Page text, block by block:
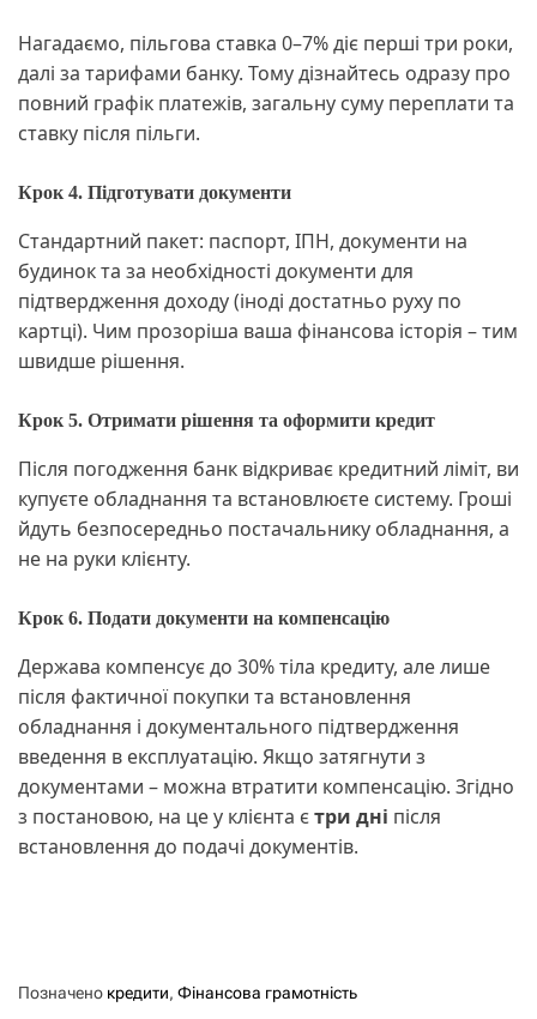
Нагадаємо, пільгова ставка 0–7% діє перші три роки,
далі за тарифами банку. Тому дізнайтесь одразу про
повний графік платежів, загальну суму переплати та
ставку після пільги.
Крок 4. Підготувати документи
Стандартний пакет: паспорт, ІПН, документи на
будинок та за необхідності документи для
підтвердження доходу (іноді достатньо руху по
картці). Чим прозоріша ваша фінансова історія – тим
швидше рішення.
Крок 5. Отримати рішення та оформити кредит
Після погодження банк відкриває кредитний ліміт, ви
купуєте обладнання та встановлюєте систему. Гроші
йдуть безпосередньо постачальнику обладнання, а
не на руки клієнту.
Крок 6. Подати документи на компенсацію
Держава компенсує до 30% тіла кредиту, але лише
після фактичної покупки та встановлення
обладнання і документального підтвердження
введення в експлуатацію. Якщо затягнути з
документами – можна втратити компенсацію. Згідно
з постановою, на це у клієнта єтри дні після
встановлення до подачі документів.
Позначено кредити, Фінансова грамотність